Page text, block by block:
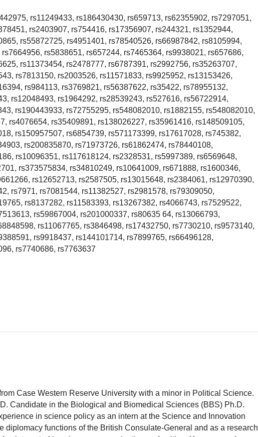
rs11249433, rs186430430, rs659713, rs62355902, rs7297051,
rs2403907, rs754416, rs17356907, rs244321, rs1352944,
rs55872725, rs4951401, rs78540526, rs66987842, rs8105994,
rs5838651, rs657244, rs7465364, rs9938021, rs657686,
rs11373454, rs2478777, rs6787391, rs2992756, rs35263707,
rs7813150, rs2003526, rs11571833, rs9925952, rs13153426,
rs984113, rs3769821, rs56387622, rs35422, rs78955132,
rs12048493, rs1964292, rs28539243, rs527616, rs56722914,
rs190443933, rs72755295, rs548082010, rs1882155, rs548082010,
rs4076654, rs35409891, rs138026227, rs35961416, rs148509105,
rs150957507, rs6854739, rs571173399, rs17617028, rs745382,
rs200835870, rs71973726, rs61862474, rs78440108,
rs10096351, rs117618124, rs2328531, rs5997389, rs6569648,
rs373575834, rs34810249, rs10641009, rs671888, rs1600346,
rs12652713, rs2587505, rs13015648, rs2384061, rs12970390,
rs7971, rs7081544, rs11382527, rs2981578, rs79309050,
rs8137282, rs11583393, rs13267382, rs4066743, rs7529522,
rs59867004, rs201000337, rs80635 64, rs13066793,
rs11067765, rs3846498, rs17432750, rs7730210, rs9573140,
rs9918437, rs144101714, rs7899765, rs66496128,
rs7740686, rs7763637
Case Western Reserve University with a minor in Political Science.
Candidate in the Biological and Biomedical Sciences (BBS) Ph.D.
in science policy as an intern at the Science and Innovation
diplomacy functions of the British Consulate-General and as a research